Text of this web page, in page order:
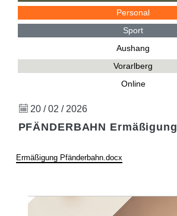
Personal
Sport
Aushang
Vorarlberg
Online
20 / 02 / 2026
PFÄNDERBAHN Ermäßigung
Ermäßigung Pfänderbahn.docx